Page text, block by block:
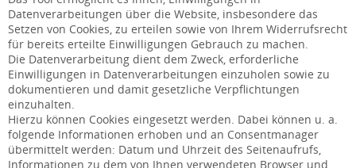
Datenverarbeitungen über die Website, insbesondere das
Setzen von Cookies, zu erteilen sowie von Ihrem Widerrufsrecht
für bereits erteilte Einwilligungen Gebrauch zu machen.
Die Datenverarbeitung dient dem Zweck, erforderliche
Einwilligungen in Datenverarbeitungen einzuholen sowie zu
dokumentieren und damit gesetzliche Verpflichtungen
einzuhalten.
Hierzu können Cookies eingesetzt werden. Dabei können u. a.
folgende Informationen erhoben und an Consentmanager
übermittelt werden: Datum und Uhrzeit des Seitenaufrufs,
Informationen zu dem von Ihnen verwendeten Browser und